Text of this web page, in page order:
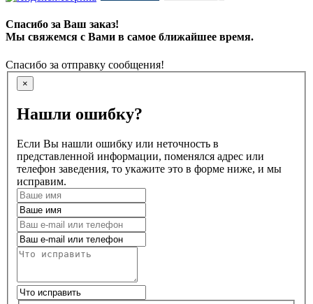
Спасибо за Ваш заказ!
Мы свяжемся с Вами в самое ближайшее время.
Спасибо за отправку сообщения!
×
Нашли ошибку?
Если Вы нашли ошибку или неточность в
представленной информации, поменялся адрес или
телефон заведения, то укажите это в форме ниже, и мы
исправим.